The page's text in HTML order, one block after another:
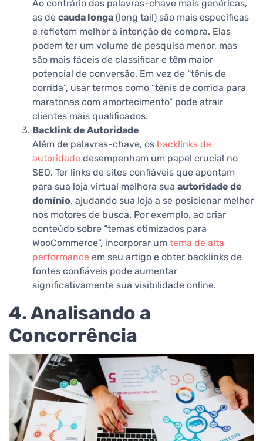
Ao contrário das palavras-chave mais genéricas,
as de cauda longa (long tail) são mais específicas
e refletem melhor a intenção de compra. Elas
podem ter um volume de pesquisa menor, mas
são mais fáceis de classificar e têm maior
potencial de conversão. Em vez de “tênis de
corrida”, usar termos como “tênis de corrida para
maratonas com amortecimento” pode atrair
clientes mais qualificados.
Backlink de Autoridade
Além de palavras-chave, os backlinks de
autoridade desempenham um papel crucial no
SEO. Ter links de sites confiáveis que apontam
para sua loja virtual melhora sua autoridade de
domínio, ajudando sua loja a se posicionar melhor
nos motores de busca. Por exemplo, ao criar
conteúdo sobre “temas otimizados para
WooCommerce”, incorporar um tema de alta
performance em seu artigo e obter backlinks de
fontes confiáveis pode aumentar
significativamente sua visibilidade online.
4. Analisando a
Concorrência